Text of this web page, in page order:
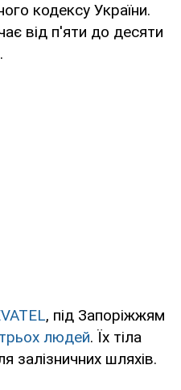
кодексу України.
від п'яти до десяти
, під Запоріжжям
людей. Їх тіла
залізничних шляхів.